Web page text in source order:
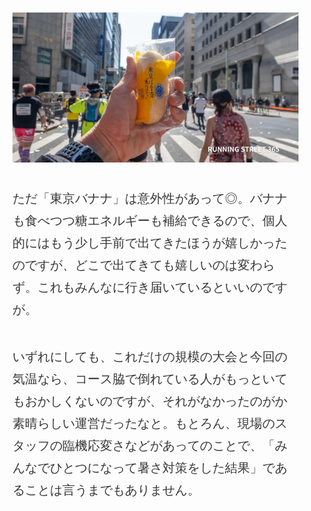
ただ「東京バナナ」は意外性があって◎。バナナ
も食べつつ糖エネルギーも補給できるので、個人
的にはもう少し手前で出てきたほうが嬉しかった
のですが、どこで出てきても嬉しいのは変わら
ず。これもみんなに行き届いているといいのです
が。
いずれにしても、これだけの規模の大会と今回の
気温なら、コース脇で倒れている人がもっといて
もおかしくないのですが、それがなかったのがか
素晴らしい運営だったなと。もとろん、現場のス
タッフの臨機応変さなどがあってのことで、「み
んなでひとつになって暑さ対策をした結果」であ
ることは言うまでもありません。